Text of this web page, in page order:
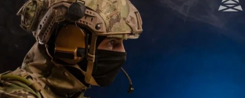
Podcast
Video
Ảnh
Infographic